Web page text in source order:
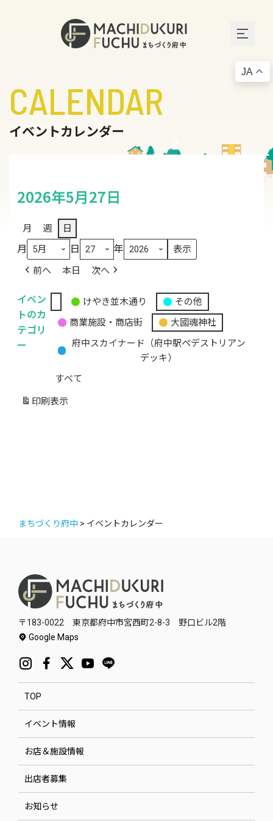
CALENDAR
イベントカレンダー
2026年5月27日
月 週 日
月 日 年
前へ 本日 次へ
イベン
トのカ
テゴリ
ー
無
題
カ
ゴ
リ
けやき並木通り
その他
商業施設・商店街
大國魂神社
府中スカイナード（府中駅ペデストリアン
デッキ）
すべて
印刷 表示
まちづくり府中 > イベントカレンダー
〒183-0022 東京都府中市宮西町2-8-3 野口ビル2階
Google Maps
TOP
イベント情報
お店＆施設情報
出店者募集
お知らせ
JA